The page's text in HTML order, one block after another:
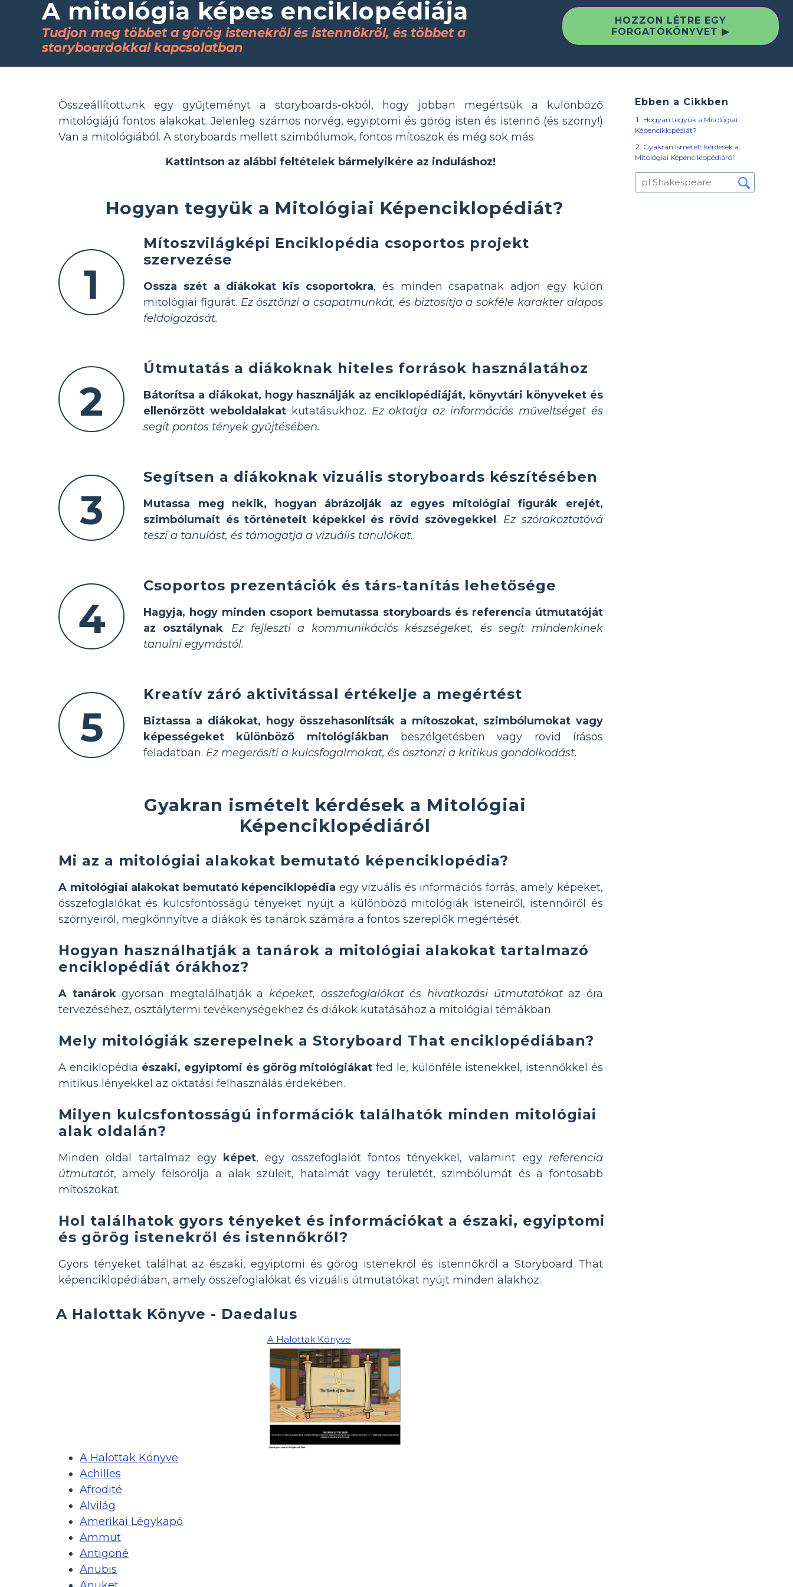
A mitológia képes enciklopédiája
Tudjon meg többet a görög istenekrõl és istennõkrõl, és többet a
storyboardokkal kapcsolatban
HOZZON LÉTRE EGY
FORGATÓKÖNYVET ▶
Ebben a Cikkben
Hogyan tegyük a Mitológiai
Képenciklopédiát?
Gyakran ismételt kérdések a
Mitológiai Képenciklopédiáról
Összeállítottunk egy gyűjteményt a storyboards-okból, hogy jobban megértsük a különböző
mitológiájú fontos alakokat. Jelenleg számos norvég, egyiptomi és görög isten és istennő (és szörny!)
Van a mitológiából. A storyboards mellett szimbólumok, fontos mítoszok és még sok más.
Kattintson az alábbi feltételek bármelyikére az induláshoz!
Hogyan tegyük a Mitológiai Képenciklopédiát?
1
Mítoszvilágképi Enciklopédia csoportos projekt
szervezése
Ossza szét a diákokat kis csoportokra, és minden csapatnak adjon egy külön
mitológiai figurát. Ez ösztönzi a csapatmunkát, és biztosítja a sokféle karakter alapos
feldolgozását.
2
Útmutatás a diákoknak hiteles források használatához
Bátorítsa a diákokat, hogy használják az enciklopédiáját, könyvtári könyveket és
ellenőrzött weboldalakatkutatásukhoz. Ez oktatja az információs műveltséget és
segít pontos tények gyűjtésében.
3
Segítsen a diákoknak vizuális storyboards készítésében
Mutassa meg nekik, hogyan ábrázolják az egyes mitológiai figurák erejét,
szimbólumait és történeteit képekkel és rövid szövegekkel . Ez szórakoztatóvá
teszi a tanulást, és támogatja a vizuális tanulókat.
4
Csoportos prezentációk és társ-tanítás lehetősége
Hagyja, hogy minden csoport bemutassa storyboards és referencia útmutatóját
az osztálynak. Ez fejleszti a kommunikációs készségeket, és segít mindenkinek
tanulni egymástól.
5
Kreatív záró aktivitással értékelje a megértést
Biztassa a diákokat, hogy összehasonlítsák a mítoszokat, szimbólumokat vagy
képességeket különböző mitológiákban beszélgetésben vagy rövid írásos
feladatban. Ez megerősíti a kulcsfogalmakat, és ösztönzi a kritikus gondolkodást.
Gyakran ismételt kérdések a Mitológiai
Képenciklopédiáról
Mi az a mitológiai alakokat bemutató képenciklopédia?
A mitológiai alakokat bemutató képenciklopédia egy vizuális és információs forrás, amely képeket,
összefoglalókat és kulcsfontosságú tényeket nyújt a különböző mitológiák isteneiről, istennőiről és
szörnyeiről, megkönnyítve a diákok és tanárok számára a fontos szereplők megértését.
Hogyan használhatják a tanárok a mitológiai alakokat tartalmazó
enciklopédiát órákhoz?
A tanárokgyorsan megtalálhatják a képeket, összefoglalókat és hivatkozási útmutatókataz óra
tervezéséhez, osztálytermi tevékenységekhez és diákok kutatásához a mitológiai témákban.
Mely mitológiák szerepelnek a Storyboard That enciklopédiában?
A enciklopédia északi, egyiptomi és görög mitológiákat fed le, különféle istenekkel, istennőkkel és
mitikus lényekkel az oktatási felhasználás érdekében.
Milyen kulcsfontosságú információk találhatók minden mitológiai
alak oldalán?
Minden oldal tartalmaz egy képet, egy összefoglalót fontos tényekkel, valamint egy referencia
útmutatót, amely felsorolja a alak szüleit, hatalmát vagy területét, szimbólumát és a fontosabb
mítoszokat.
Hol találhatok gyors tényeket és információkat a északi, egyiptomi
és görög istenekről és istennőkről?
Gyors tényeket találhat az északi, egyiptomi és görög istenekről és istennőkről a Storyboard That
képenciklopédiában, amely összefoglalókat és vizuális útmutatókat nyújt minden alakhoz.
A Halottak Könyve - Daedalus
A Halottak Könyve
A Halottak Könyve
Achilles
Afrodité
Alvilág
Amerikai Légykapó
Ammut
Antigoné
Anubis